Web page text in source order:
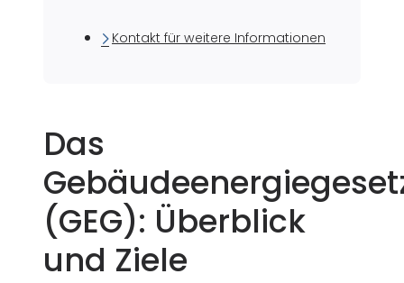
Das
(GEG): Überblick
und Ziele
Kontakt für weitere Informationen